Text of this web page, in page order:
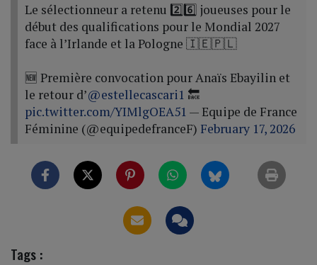
Le sélectionneur a retenu 2️⃣6️⃣ joueuses pour le
début des qualifications pour le Mondial 2027
face à l’Irlande et la Pologne 🇮🇪🇵🇱
🆕 Première convocation pour Anaïs Ebayilin et
le retour d’@estellecascari1 🔙
pic.twitter.com/YIMlgOEA51 — Equipe de France
Féminine (@equipedefranceF) February 17, 2026
Tags :